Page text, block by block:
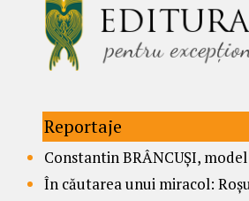
Reportaje
Constantin BRÂNCUȘI,
În căutarea unui miracol: